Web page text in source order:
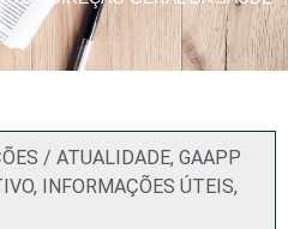
/ ATUALIDADE, GAAPP
, INFORMAÇÕES ÚTEIS,